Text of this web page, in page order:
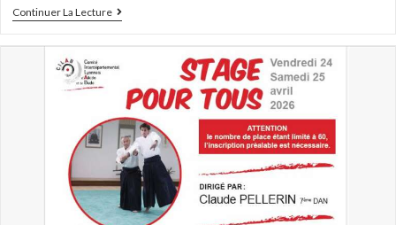
Continuer La Lecture